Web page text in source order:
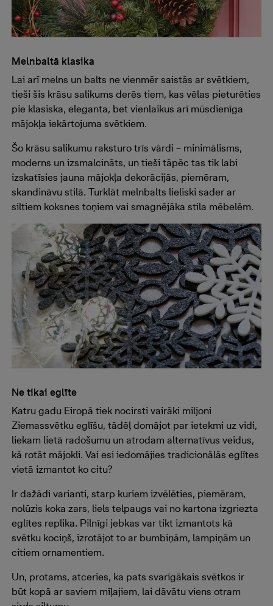
Melnbaltā klasika
Lai arī melns un balts ne vienmēr saistās ar svētkiem,
tieši šis krāsu salikums derēs tiem, kas vēlas pieturēties
pie klasiska, eleganta, bet vienlaikus arī mūsdienīga
mājokļa iekārtojuma svētkiem.
Šo krāsu salikumu raksturo trīs vārdi – minimālisms,
moderns un izsmalcināts, un tieši tāpēc tas tik labi
izskatīsies jauna mājokļa dekorācijās, piemēram,
skandināvu stilā. Turklāt melnbalts lieliski sader ar
siltiem koksnes toņiem vai smagnējāka stila mēbelēm.
Ne tikai eglīte
Katru gadu Eiropā tiek nocirsti vairāki miljoni
Ziemassvētku eglīšu, tādēļ domājot par ietekmi uz vidi,
liekam lietā radošumu un atrodam alternatīvus veidus,
kā rotāt mājokli. Vai esi iedomājies tradicionālās eglītes
vietā izmantot ko citu?
Ir dažādi varianti, starp kuriem izvēlēties, piemēram,
nolūzis koka zars, liels telpaugs vai no kartona izgriezta
eglītes replika. Pilnīgi jebkas var tikt izmantots kā
svētku kociņš, izrotājot to ar bumbiņām, lampiņām un
citiem ornamentiem.
Un, protams, atceries, ka pats svarīgākais svētkos ir
būt kopā ar saviem mīļajiem, lai dāvātu viens otram